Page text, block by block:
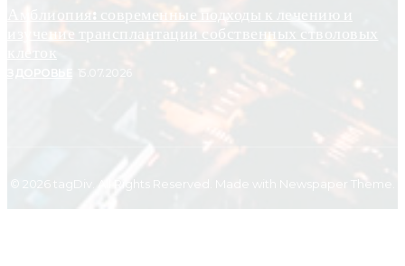
Амблиопия: современные подходы к лечению и
изучение трансплантации собственных стволовых
клеток
ЗДОРОВЬЕ
© 2026 tagDiv. All Rights Reserved. Made with Newspaper Theme.